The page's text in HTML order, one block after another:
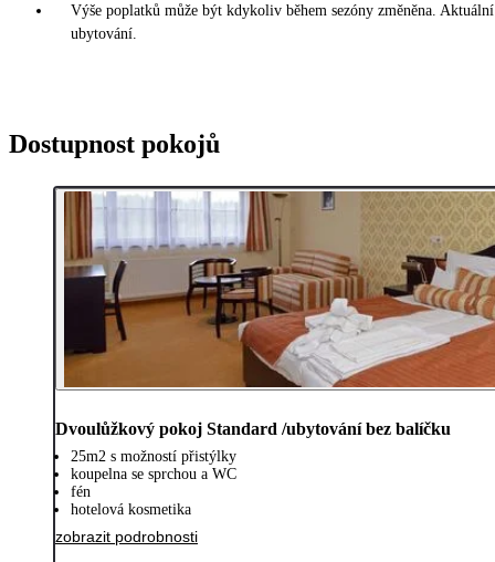
Výše poplatků může být kdykoliv během sezóny změněna.
ubytování.
Dostupnost pokojů
Dvoulůžkový pokoj Standard /ubytování bez balíčku
25m2 s možností přistýlky
koupelna se sprchou a WC
fén
hotelová kosmetika
zobrazit podrobnosti